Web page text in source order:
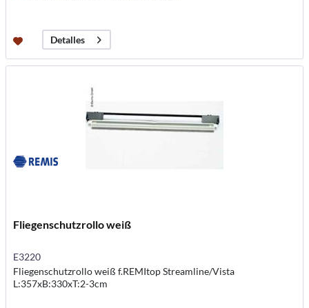
Detalles
Fliegenschutzrollo weiß
E3220
Fliegenschutzrollo weiß f.REMItop Streamline/Vista
L:357xB:330xT:2-3cm